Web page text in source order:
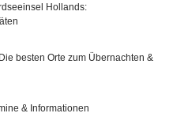
Hollands:
besten Orte zum Übernachten &
& Informationen